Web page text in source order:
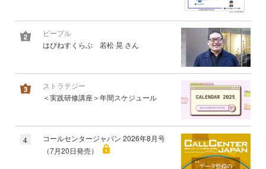
ピープル
はぴねすくらぶ 若松 晃 さん
ストラテジー
＜実践研修講座＞年間スケジュール
4
コールセンタージャパン 2026年8月号
（7月20日発売）